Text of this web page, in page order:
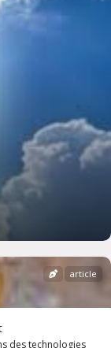
des technologies
article